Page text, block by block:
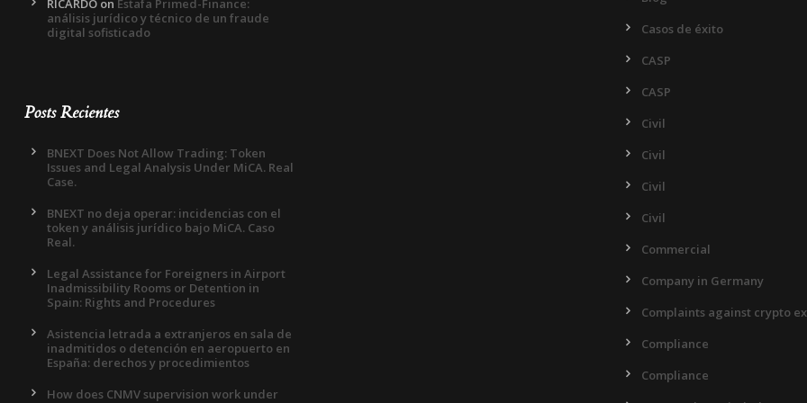
RICARDO on Estafa Primed-Finance:
análisis jurídico y técnico de un fraude
digital sofisticado
Posts Recientes
BNEXT Does Not Allow Trading: Token
Issues and Legal Analysis Under MiCA. Real
Case.
BNEXT no deja operar: incidencias con el
token y análisis jurídico bajo MiCA. Caso
Real.
Legal Assistance for Foreigners in Airport
Inadmissibility Rooms or Detention in
Spain: Rights and Procedures
Asistencia letrada a extranjeros en sala de
inadmitidos o detención en aeropuerto en
España: derechos y procedimientos
How does CNMV supervision work under
Casos de éxito
CASP
CASP
Civil
Civil
Civil
Civil
Commercial
Company in Germany
Complaints against crypto
Compliance
Compliance